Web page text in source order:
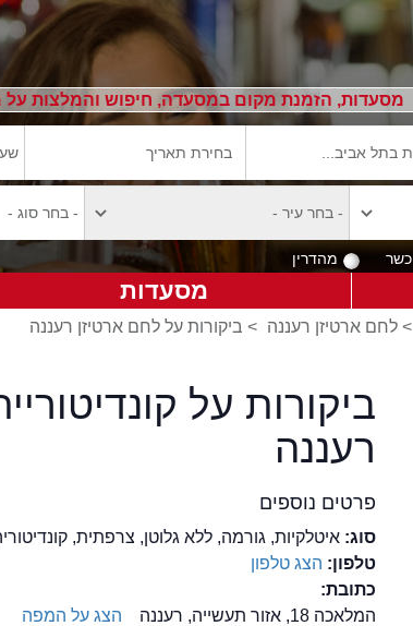
מסעדות, הזמנת מקום במסעדה, חיפוש והמלצות על
כשר מהדרין
מסעדות
> לחם ארטיזן רעננה > ביקורות על לחם ארטיזן רעננה
ביקורות על
רעננה
פרטים נוספים
סוג:איטלקיות, גורמה, ללא גלוטן, צרפתית,
טלפון: הצג טלפון
כתובת:
המלאכה 18, אזור תעשייה, רעננה
הצג על המפה